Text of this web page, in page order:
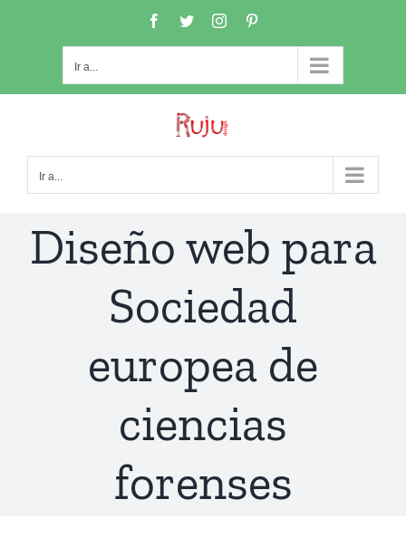
Facebook
TwitterInstagram
Ir a...
Ir a...
Diseño web para
Sociedad
europea de
ciencias
forenses